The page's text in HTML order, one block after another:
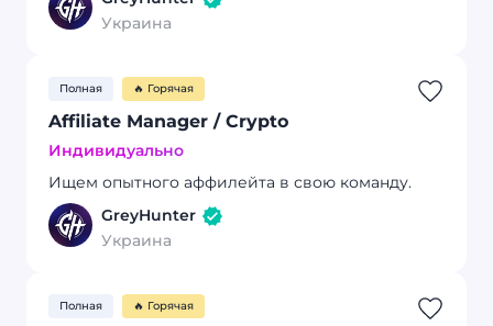
работать напрямую с рекламодателем.
Украина
Полная 🔥 Горячая
Affiliate Manager / Crypto
Индивидуально
Ищем опытного аффилейта в свою команду.
GreyHunter
Украина
Полная 🔥 Горячая